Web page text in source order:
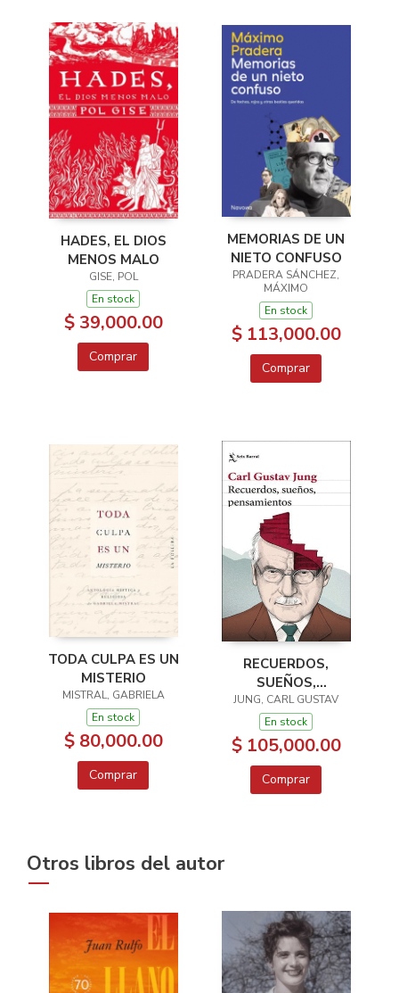
HADES, EL DIOS
MENOS MALO
GISE, POL
En stock
$ 39,000.00
Comprar
MEMORIAS DE UN
NIETO CONFUSO
PRADERA SÁNCHEZ,
MÁXIMO
En stock
$ 113,000.00
Comprar
TODA CULPA ES UN
MISTERIO
MISTRAL, GABRIELA
En stock
$ 80,000.00
Comprar
RECUERDOS,
SUEÑOS,
PENSAMIENTOS
JUNG, CARL GUSTAV
En stock
$ 105,000.00
Comprar
Otros libros del autor